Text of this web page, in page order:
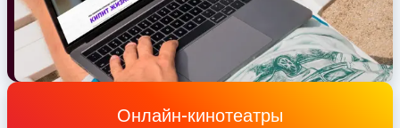
Онлайн-кинотеатры